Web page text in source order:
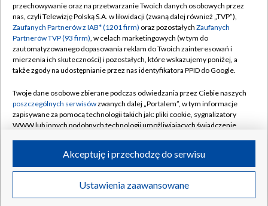
Abonament TVP
Emisja w TVP
Centrum informacji TVP
Naziemna Telewizja Cyfrowa
Rada Programowa
System NOS
Informacje o nadawcy
Program dla prasy
Ogłoszenie przetargowe
Regulamin TVP
Polityka prywatności
Moje zgody
Pomoc
Kontakt
Kanały
©2026 Telewizja Polska S.A. w likwidacji
przechowywanie oraz na przetwarzanie Twoich danych osobowych przez
nas, czyli Telewizję Polską S.A. w likwidacji (zwaną dalej również „TVP”),
Zaufanych Partnerów z IAB* (1201 firm) oraz pozostałych Zaufanych
Partnerów TVP (93 firm), w celach marketingowych (w tym do
zautomatyzowanego dopasowania reklam do Twoich zainteresowań i
mierzenia ich skuteczności) i pozostałych, które wskazujemy poniżej, a
także zgody na udostępnianie przez nas identyfikatora PPID do Google.
Twoje dane osobowe zbierane podczas odwiedzania przez Ciebie naszych
poszczególnych serwisówzwanych dalej „Portalem”, w tym informacje
zapisywane za pomocą technologii takich jak: pliki cookie, sygnalizatory
WWW lub innych podobnych technologii umożliwiających świadczenie
ruchu w Internecie.
Twoje dane osobowe zbierane podczas odwiedzania przez Ciebie
poszczególnych serwisówna Portalu, takie jak adresy IP, identyfikatory
Ustawienia zaawansowane
Akceptuję i przechodzę do serwisu